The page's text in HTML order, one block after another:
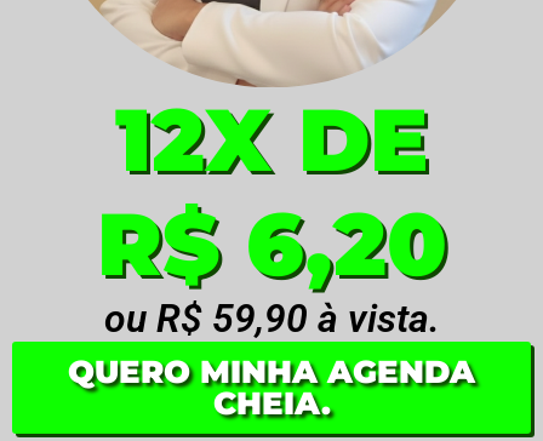
12X DE
R$ 6,20
ou R$ 59,90 à vista.
QUERO MINHA AGENDA
CHEIA.